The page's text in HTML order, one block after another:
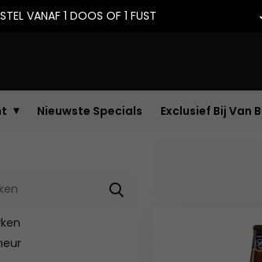
VANAF 1 DOOS OF 1 FUST
Nieuwste Specials Exclusief Bij Van